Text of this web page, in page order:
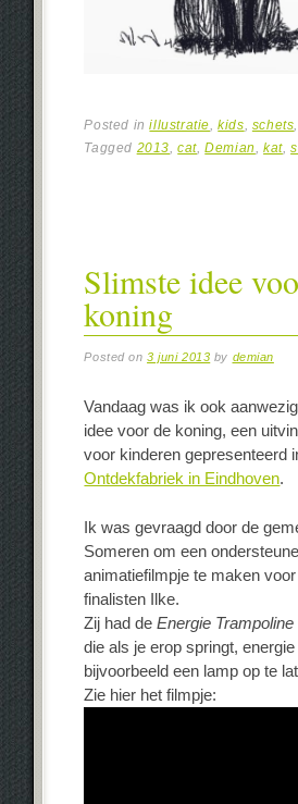
Posted inillustratie,kids, schets,
Tagged 2013,cat,Demian,kat,
Slimste idee
koning
Posted on3 juni 2013 by demian
Vandaag was ik ook
idee voor de koning, een
voor kinderen gepresenteerd
Ontdekfabriek in Eindhoven.
Ik was gevraagd door de
Someren om een
animatiefilmpje te maken
finalisten Ilke.
Zij had deEnergie Trampoline
die als je erop springt,
bijvoorbeeld een lamp op te
Zie hier het filmpje: